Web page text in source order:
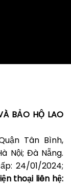
BẢO HỘ LAO
Tân Bình,
Nội; Đà Nẵng.
24/01/2024;
thoại liên hệ: